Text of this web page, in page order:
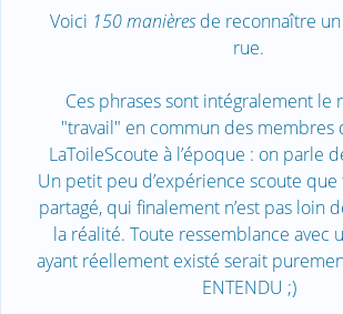
Voici 150 manièresde reconnaître un
rue.
Ces phrases sont intégralement le
"travail" en commun des membres
LaToileScoute à l’époque : on parle
Un petit peu d’expérience scoute que
partagé, qui finalement n’est pas loin
la réalité. Toute ressemblance avec
ayant réellement existé serait
ENTENDU ;)